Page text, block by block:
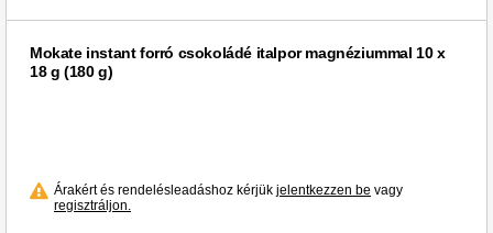
Mokate instant forró csokoládé italpor magnéziummal 10 x
18 g (180 g)
Árakért és rendelésleadáshoz kérjük jelentkezzen be vagy
regisztráljon.